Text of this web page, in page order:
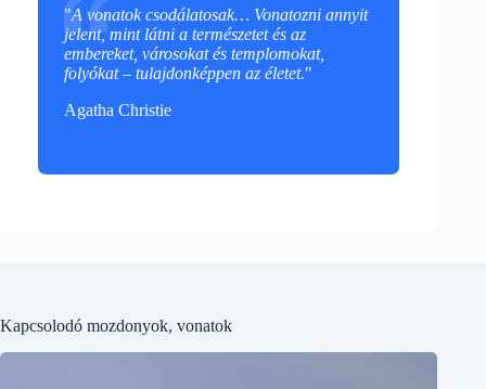
"A vonatok csodálatosak… Vonatozni annyit
jelent, mint látni a természetet és az
embereket, városokat és templomokat,
folyókat – tulajdonképpen az életet."
Agatha Christie
Kapcsolodó mozdonyok, vonatok